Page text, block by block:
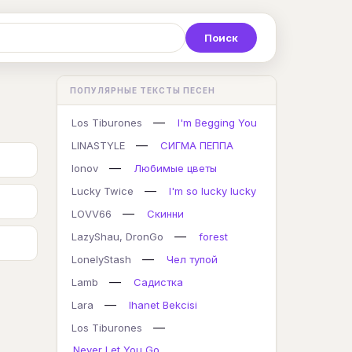
С Т У Ф Х Ц
L M N O P Q
ПОПУЛЯРНЫЕ ТЕКСТЫ ПЕСЕН
Los Tiburones —
I'm Begging You
LINASTYLE
—
СИГМА ПЕППА
lonov
—
Любимые цветы
Lucky Twice
—
I'm so lucky lucky
LOVV66
—
Скинни
LazyShau, DronGo
—
forest
LonelyStash
—
Чел тупой
Lamb
—
Садистка
Lara
—
Ihanet Bekcisi
Los Tiburones
—